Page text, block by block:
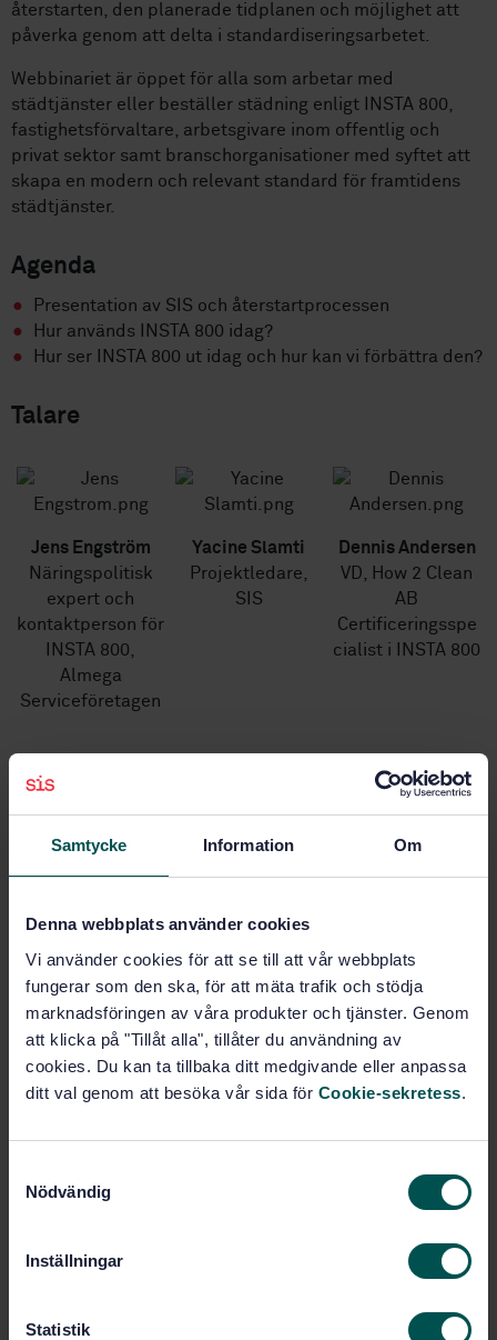
Samtycke Information Om
Denna webbplats använder cookies
Vi använder cookies för att se till att vår webbplats
fungerar som den ska, för att mäta trafik och stödja
marknadsföringen av våra produkter och tjänster. Genom
att klicka på "Tillåt alla", tillåter du användning av
cookies. Du kan ta tillbaka ditt medgivande eller anpassa
ditt val genom att besöka vår sida för Cookie-sekretess.
Nödvändig
Inställningar
Statistik
återstarten, den planerade tidplanen och möjlighet att
påverka genom att delta i standardiseringsarbetet.
Webbinariet är öppet för alla som arbetar med
städtjänster eller beställer städning enligt INSTA 800,
fastighetsförvaltare, arbetsgivare inom offentlig och
privat sektor samt branschorganisationer med syftet att
skapa en modern och relevant standard för framtidens
städtjänster.
Agenda
Presentation av SIS och återstartprocessen
Hur används INSTA 800 idag?
Hur ser INSTA 800 ut idag och hur kan vi förbättra den?
Talare
Jens Engström
Näringspolitisk
expert och
kontaktperson för
INSTA 800,
Almega
Serviceföretagen
Yacine Slamti
Projektledare,
SIS
Dennis Andersen
VD, How 2 Clean
AB
Certificeringsspe
cialist i INSTA 800
Anmälan